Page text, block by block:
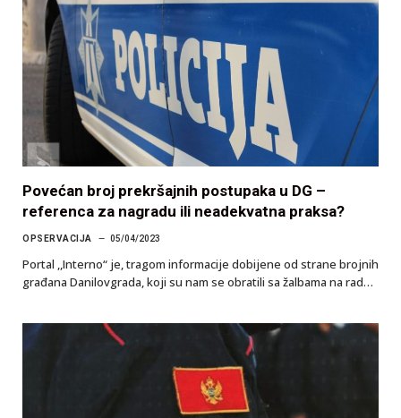
Povećan broj prekršajnih postupaka u DG –
referenca za nagradu ili neadekvatna praksa?
OPSERVACIJA 05/04/2023
Portal ,,Interno“ je, tragom informacije dobijene od strane brojnih
građana Danilovgrada, koji su nam se obratili sa žalbama na rad…